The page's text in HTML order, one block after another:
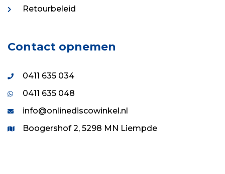
Retourbeleid
Contact opnemen
0411 635 034
0411 635 048
info@onlinediscowinkel.nl
Boogershof 2, 5298 MN Liempde